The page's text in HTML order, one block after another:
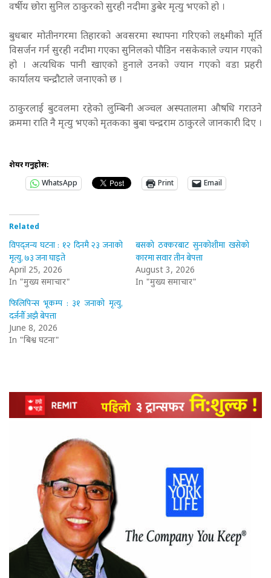
वर्षीय छोरा सुनिल ठाकुरको सुरही नदीमा डुबेर मृत्यु भएको हो ।
बुधबार मोतीनगरमा तिहारको अवसरमा स्थापना गरिएको लक्ष्मीको मूर्ति
विसर्जन गर्न सुरही नदीमा गएका सुनिलको पौडिन नसकेकाले ज्यान गएको
हो । अत्यधिक पानी खाएको हुनाले उनको ज्यान गएको वडा प्रहरी
कार्यालय चन्द्रौटाले जनाएको छ ।
ठाकुरलाई बुटवलमा रहेको लुम्बिनी अञ्चल अस्पतालमा औषधि गराउने
क्रममा राति नै मृत्यु भएको मृतकका बुबा चन्द्रराम ठाकुरले जानकारी दिए ।
शेयर गर्नुहोस:
WhatsApp
Print Email
Related
विपद्जन्य घटना : १२ दिनमै २३ जनाको
मृत्यु, ७३ जना घाइते
April 25, 2026
In "मुख्य समाचार"
बसको ठक्करबाट सुनकोशीमा खसेको
कारमा सवार तीन बेपत्ता
August 3, 2026
In "मुख्य समाचार"
फिलिपिन्स भूकम्प : ३१ जनाको मृत्यु,
दर्जनौँ अझै बेपत्ता
June 8, 2026
In "बिश्व घटना"